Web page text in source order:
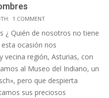
1 COMMENT
¿ Quién de nosotros no tiene
esta ocasión nos
vecina región, Asturias, con
al Museo del Indiano, un
pero que despierta
sus preciosos